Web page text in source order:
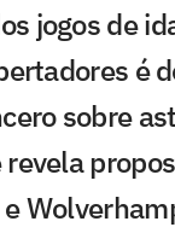
jogos de
é
sobre